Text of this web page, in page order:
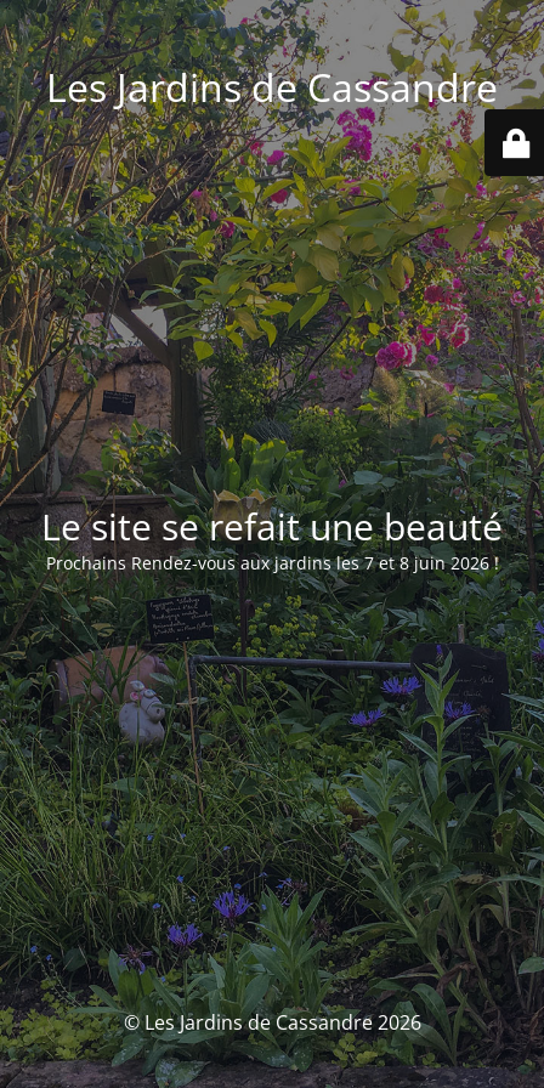
Les Jardins de Cassandre
Le site se refait une beauté
Prochains Rendez-vous aux jardins les 7 et 8 juin 2026 !
© Les Jardins de Cassandre 2026